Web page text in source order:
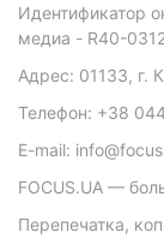
Идентификатор
медиа - R40-
Адрес: 01133, г.
Телефон: +38
E-mail:
FOCUS.UA —
Перепечатка,